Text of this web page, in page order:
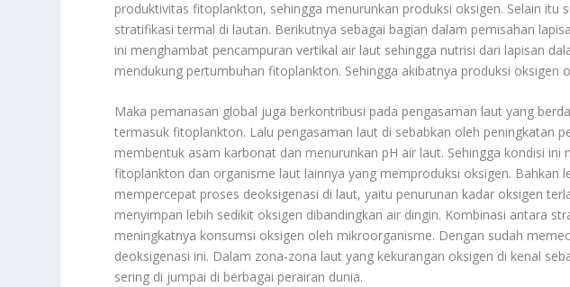
produktivitas fitoplankton, sehingga menurunkan produksi oksigen. Selain itu
stratifikasi termal di lautan. Berikutnya sebagai bagian dalam pemisahan
ini menghambat pencampuran vertikal air laut sehingga nutrisi dari lapisan
mendukung pertumbuhan fitoplankton. Sehingga akibatnya produksi oksigen
Maka pemanasan global juga berkontribusi pada pengasaman laut yang
termasuk fitoplankton. Lalu pengasaman laut di sebabkan oleh peningkatan
membentuk asam karbonat dan menurunkan pH air laut. Sehingga kondisi
fitoplankton dan organisme laut lainnya yang memproduksi oksigen. Bahkan
mempercepat proses deoksigenasi di laut, yaitu penurunan kadar oksigen
menyimpan lebih sedikit oksigen dibandingkan air dingin. Kombinasi antara
meningkatnya konsumsi oksigen oleh mikroorganisme. Dengan sudah
deoksigenasi ini. Dalam zona-zona laut yang kekurangan oksigen di kenal
sering di jumpai di berbagai perairan dunia.